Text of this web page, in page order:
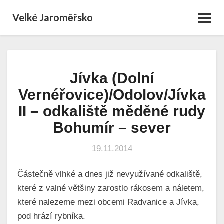
Velké Jaroměřsko
Jívka
(Dolní
Vernéřovice)/Odolov/Jívka
II
–
odkaliště
rudy
–
sever
Jívka (Dolní
Vernéřovice)/Odolov/Jívka
II – odkaliště měděné rudy
Bohumír – sever
19.11.2014
Částečně vlhké a dnes již nevyužívané odkaliště,
které z valné většiny zarostlo rákosem a náletem,
které nalezeme mezi obcemi Radvanice a Jívka,
pod hrází rybníka.